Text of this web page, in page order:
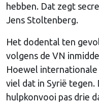
hebben. Dat zegt
Jens Stoltenberg.
Het dodental ten
volgens de VN
Hoewel internationale
viel dat in Syrië tegen.
hulpkonvooi pas drie